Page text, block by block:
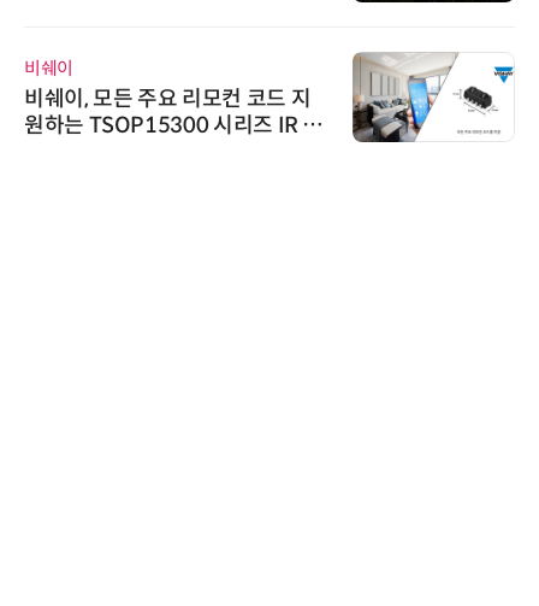
비쉐이
비쉐이, 모든 주요 리모컨 코드 지
원하는 TSOP15300 시리즈 IR 수